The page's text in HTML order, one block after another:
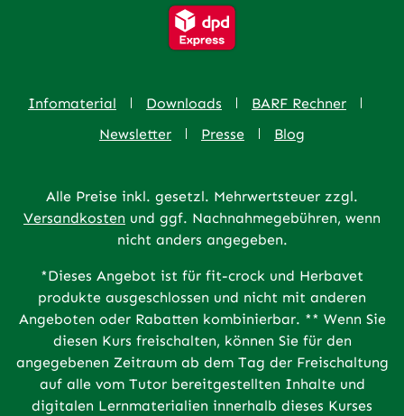
Infomaterial Downloads
BARF Rechner
Newsletter
Presse Blog
Alle Preise inkl. gesetzl. Mehrwertsteuer zzgl.
Versandkosten und ggf. Nachnahmegebühren, wenn
nicht anders angegeben.
*Dieses Angebot ist für fit-crock und Herbavet
produkte ausgeschlossen und nicht mit anderen
Angeboten oder Rabatten kombinierbar. ** Wenn Sie
diesen Kurs freischalten, können Sie für den
angegebenen Zeitraum ab dem Tag der Freischaltung
auf alle vom Tutor bereitgestellten Inhalte und
digitalen Lernmaterialien innerhalb dieses Kurses